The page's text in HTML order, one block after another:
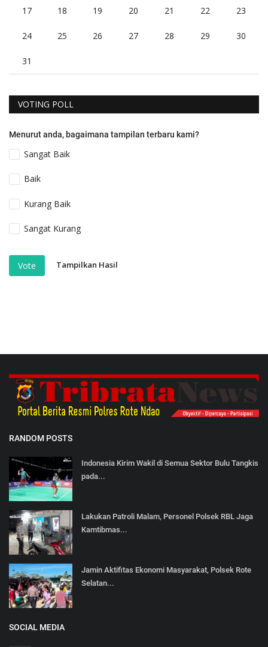
17 18 19 20 21 22 23
24 25 26 27 28 29 30
31
VOTING POLL
Menurut anda, bagaimana tampilan terbaru kami?
Sangat Baik
Baik
Kurang Baik
Sangat Kurang
Vote Tampilkan Hasil
RANDOM POSTS
Indonesia Kirim Wakil di Semua Sektor Bulu Tangkis
pada...
Lakukan Patroli Malam, Personel Polsek RBL Jaga
Kamtibmas...
Jamin Aktifitas Ekonomi Masyarakat, Polsek Rote
Selatan...
SOCIAL MEDIA